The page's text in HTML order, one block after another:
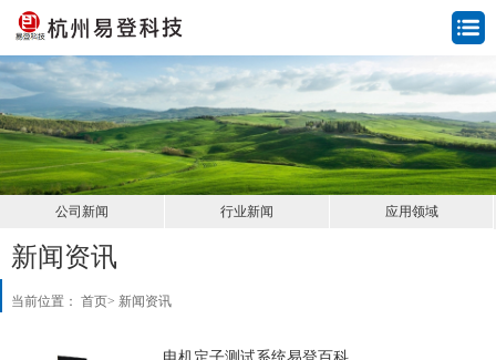
公司新闻 行业新闻 应用领域
新闻资讯
当前位置： 首页> 新闻资讯